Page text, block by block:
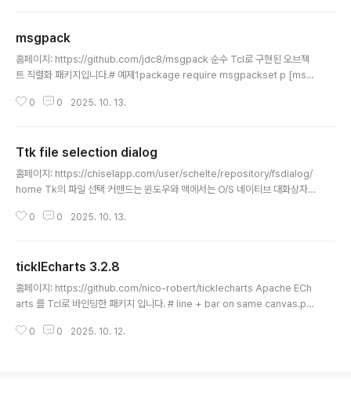
msgpack
홈페이지: https://github.com/jdc8/msgpack 순수 Tcl로 구현된 오브젝
트 직렬화 패키지입니다.# 예제1package require msgpackset p [msg
ePack example"$p pack dict int str {1 one 2 two}set packed_dat
e}} {map {{integer 1} {str one} {integer 2} {str two}}}..
0 0 2025. 10. 13.
Ttk file selection dialog
홈페이지: https://chiselapp.com/user/schelte/repository/fsdialog/
home Tk의 파일 선택 커맨드는 윈도우와 맥에서는 O/S 네이티브 대화상자를
로젝트는 이런 플랫폼에서 공통으로 사용하고 더 보기 좋은 대화상자를 제공하
버전에서는 이러한 전략이 폐기되었습니다. 이제 이 패키지는 auto_path 아래
의 디렉토리에 위치하도록 되어 있습니다. 그런 다음 `[package require fs
dialog]` 명령으로 패키지를 불러올 수..
0 0 2025. 10. 13.
ticklEcharts 3.2.8
홈페이지: https://github.com/nico-robert/ticklecharts Apache ECh
arts 를 Tcl로 바인딩한 패키지 입니다. # line + bar on same canvas.pa
hart [ticklecharts::chart new]# Set options$chart SetOptions -to
0 0 2025. 10. 12.